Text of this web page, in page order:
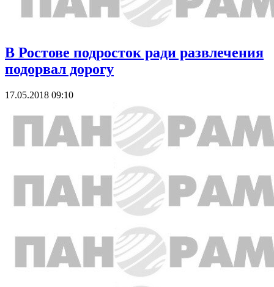
В Ростове подросток ради развлечения
подорвал дорогу
17.05.2018 09:10